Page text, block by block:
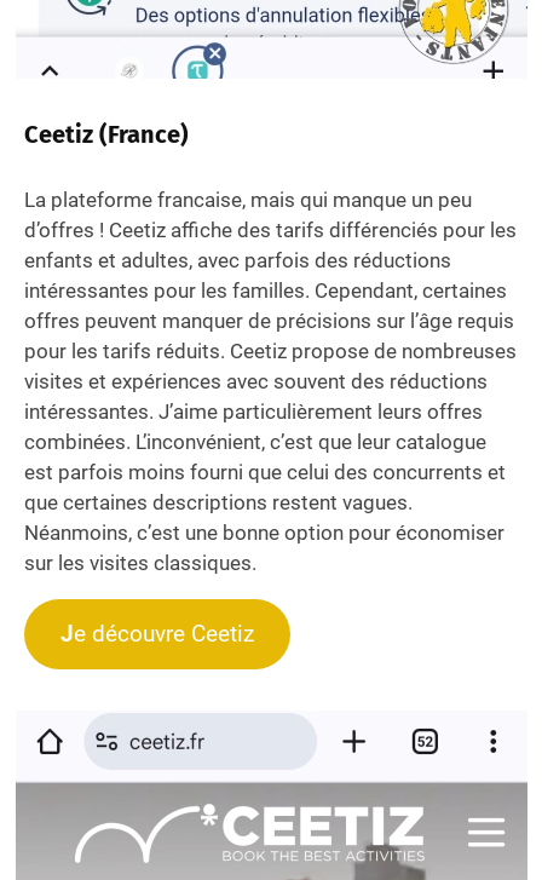
Ceetiz (France)
La plateforme francaise, mais qui manque un peu
d’offres ! Ceetiz affiche des tarifs différenciés pour les
enfants et adultes, avec parfois des réductions
intéressantes pour les familles. Cependant, certaines
offres peuvent manquer de précisions sur l’âge requis
pour les tarifs réduits. Ceetiz propose de nombreuses
visites et expériences avec souvent des réductions
intéressantes. J’aime particulièrement leurs offres
combinées. L’inconvénient, c’est que leur catalogue
est parfois moins fourni que celui des concurrents et
que certaines descriptions restent vagues.
Néanmoins, c’est une bonne option pour économiser
sur les visites classiques.
Je découvre Ceetiz